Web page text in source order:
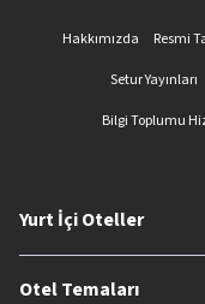
Hakkımızda Resmi
Setur Yayınları
Bilgi Toplumu
Yurt İçi Oteller
Otel Temaları